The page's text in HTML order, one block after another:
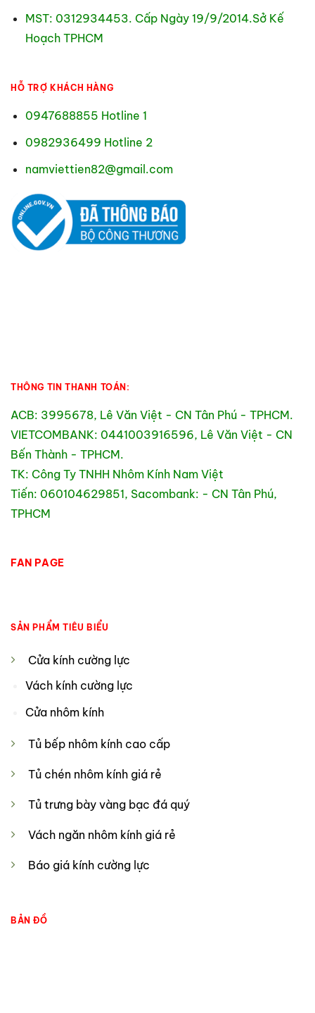
MST: 0312934453. Cấp Ngày 19/9/2014.Sở Kế
Hoạch TPHCM
HỖ TRỢ KHÁCH HÀNG
0947688855 Hotline 1
0982936499 Hotline 2
namviettien82@gmail.com
THÔNG TIN THANH TOÁN:
ACB: 3995678, Lê Văn Việt - CN Tân Phú - TPHCM.
VIETCOMBANK: 0441003916596, Lê Văn Việt - CN
Bến Thành - TPHCM.
TK: Công Ty TNHH Nhôm Kính Nam Việt
Tiến: 060104629851, Sacombank: - CN Tân Phú,
TPHCM
FAN PAGE
SẢN PHẨM TIÊU BIỂU
Cửa kính cường lực
Vách kính cường lực
Cửa nhôm kính
Tủ bếp nhôm kính cao cấp
Tủ chén nhôm kính giá rẻ
Tủ trưng bày vàng bạc đá quý
Vách ngăn nhôm kính giá rẻ
Báo giá kính cường lực
BẢN ĐỒ